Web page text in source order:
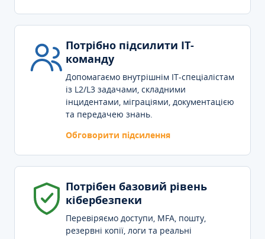
Потрібно підсилити IT-
команду
Допомагаємо внутрішнім IT-спеціалістам
із L2/L3 задачами, складними
інцидентами, міграціями, документацією
та передачею знань.
Обговорити підсилення
Потрібен базовий рівень
кібербезпеки
Перевіряємо доступи, MFA, пошту,
резервні копії, логи та реальні